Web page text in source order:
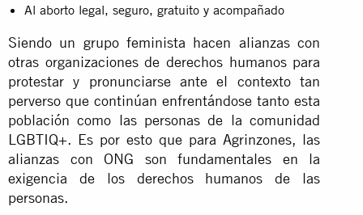
Al aborto legal, seguro, gratuito y acompañado
Siendo un grupo feminista hacen alianzas con
otras organizaciones de derechos humanos para
protestar y pronunciarse ante el contexto tan
perverso que continúan enfrentándose tanto esta
población como las personas de la comunidad
LGBTIQ+. Es por esto que para Agrinzones, las
alianzas con ONG son fundamentales en la
exigencia de los derechos humanos de las
personas.